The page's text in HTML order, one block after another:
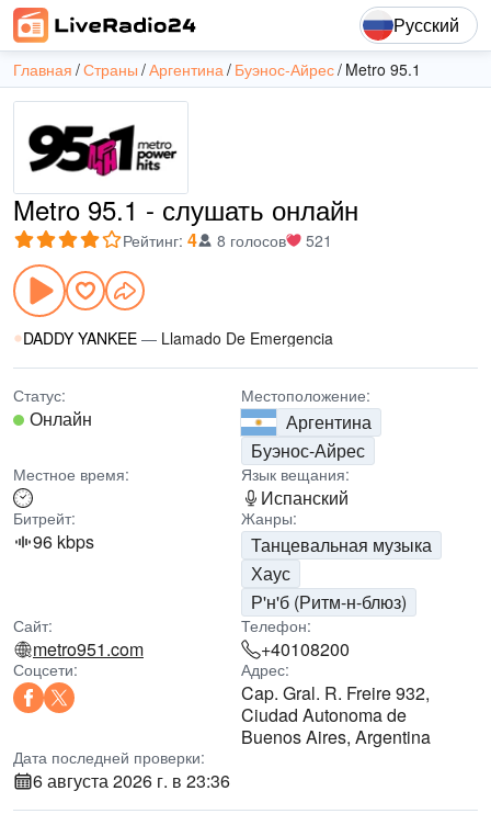
Русский
Главная Страны Аргентина Буэнос-Айрес Metro 95.1
Metro 95.1 - слушать онлайн
Рейтинг: 4 8 голосов 521
DADDY YANKEE — Llamado De Emergencia
Статус:
Онлайн
Местоположение:
Аргентина
Буэнос-Айрес
Местное время: Язык вещания:
Испанский
Битрейт:
96 kbps
Жанры:
Танцевальная музыка
Хаус
Р'н'б (Ритм-н-блюз)
Сайт:
metro951.com
Телефон:
+40108200
Соцсети: Адрес:
Cap. Gral. R. Freire 932,
Ciudad Autonoma de
Buenos Aires, Argentina
Дата последней проверки:
6 августа 2026 г. в 23:36